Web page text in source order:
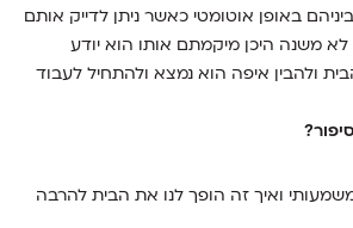
באופן אוטומטי כאשר ניתן לדייק אותם
לא משנה היכן מיקמתם אותו הוא יודע
ולהבין איפה הוא נמצא ולהתחיל לעבוד
ואיך זה הופך לנו את הבית להרבה